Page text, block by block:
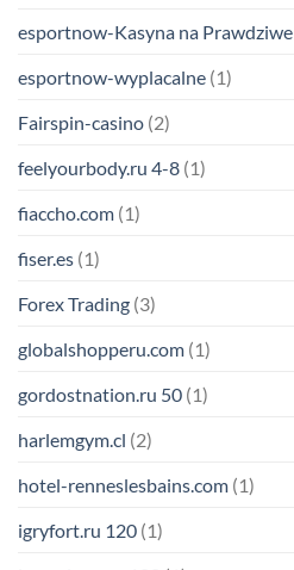
esportnow-Kasyna na Prawdziwe
esportnow-wyplacalne (1)
Fairspin-casino (2)
feelyourbody.ru 4-8 (1)
fiaccho.com (1)
fiser.es (1)
Forex Trading (3)
globalshopperu.com (1)
gordostnation.ru 50 (1)
harlemgym.cl (2)
hotel-renneslesbains.com (1)
igryfort.ru 120 (1)